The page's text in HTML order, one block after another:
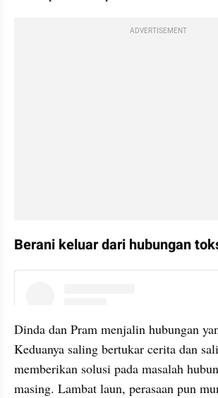
ADVERTISEMENT
Berani keluar dari hubungan
Dinda dan Pram menjalin hubungan
Keduanya saling bertukar cerita dan
memberikan solusi pada masalah
masing. Lambat laun, perasaan pun